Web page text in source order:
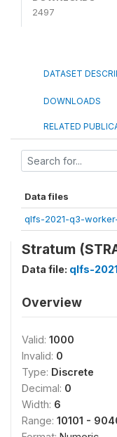
2497
DATASET
DOWNLOADS
RELATED
Data files
qlfs-2021-q3-
Stratum
Data file: qlfs-
Overview
Valid: 1000
Invalid: 0
Type: Discrete
Decimal: 0
Width: 6
Range: 10101 -